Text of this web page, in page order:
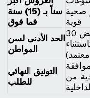
سناً بـ (15) سنة
فما فوق
صحية
قوية
الحد الأدنى لسن
المواطن
30 سنة (ويخفض
كاستثناء
معتمد)
التوثيق النهائي
للطلب
من